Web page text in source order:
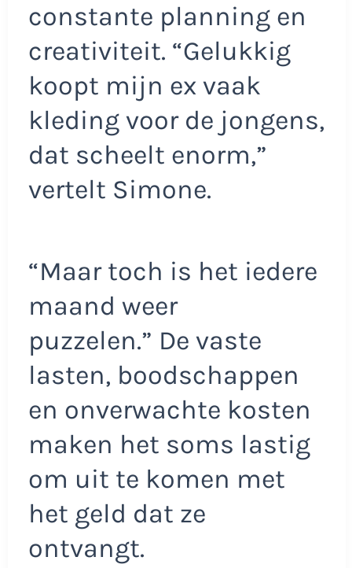
constante planning en
creativiteit. “Gelukkig
koopt mijn ex vaak
kleding voor de jongens,
dat scheelt enorm,”
vertelt Simone.
“Maar toch is het iedere
maand weer
puzzelen.” De vaste
lasten, boodschappen
en onverwachte kosten
maken het soms lastig
om uit te komen met
het geld dat ze
ontvangt.